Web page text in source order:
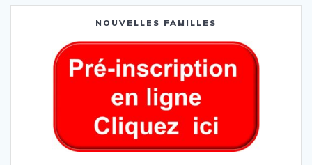
NOUVELLES FAMILLES